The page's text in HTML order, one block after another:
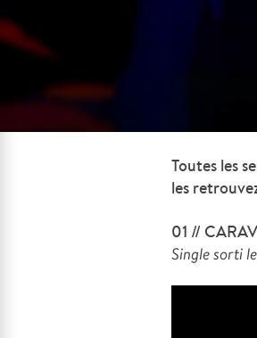
Toutes les
les
01 //
Single sorti